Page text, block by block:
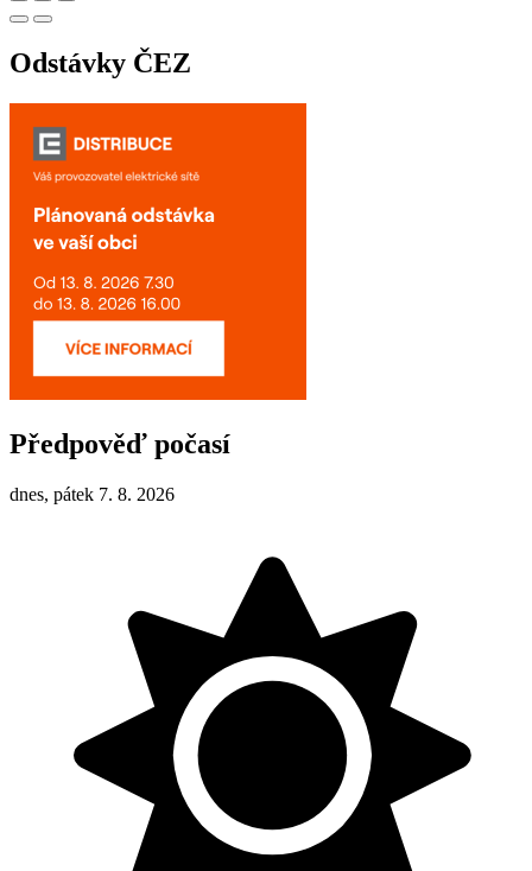
Odstávky ČEZ
Předpověď počasí
dnes, pátek 7. 8. 2026